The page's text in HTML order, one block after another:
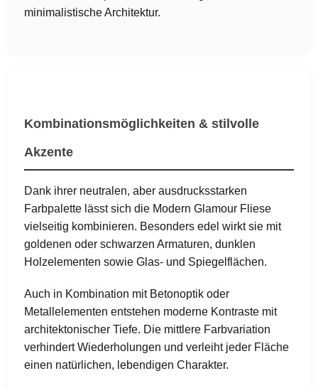
minimalistische Architektur.
Kombinationsmöglichkeiten & stilvolle
Akzente
Dank ihrer neutralen, aber ausdrucksstarken
Farbpalette lässt sich die Modern Glamour Fliese
vielseitig kombinieren. Besonders edel wirkt sie mit
goldenen oder schwarzen Armaturen, dunklen
Holzelementen sowie Glas- und Spiegelflächen.
Auch in Kombination mit Betonoptik oder
Metallelementen entstehen moderne Kontraste mit
architektonischer Tiefe. Die mittlere Farbvariation
verhindert Wiederholungen und verleiht jeder Fläche
einen natürlichen, lebendigen Charakter.